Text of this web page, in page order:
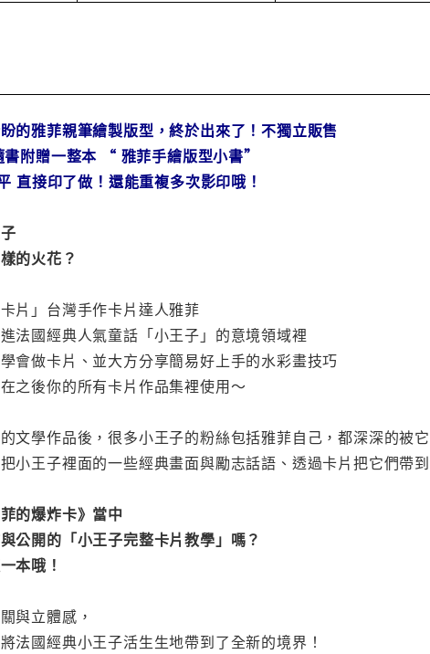
的雅菲親筆繪製版型，終於出來了！不獨立販售
書附贈一整本 “ 雅菲手繪版型小書”
直接印了做！還能重複多次影印哦！
的火花？
卡片」台灣手作卡片達人雅菲
法國經典人氣童話「小王子」的意境領域裡
會做卡片、並大方分享簡易好上手的水彩畫技巧
之後你的所有卡片作品集裡使用～
文學作品後，很多小王子的粉絲包括雅菲自己，都深深的被
小王子裡面的一些經典畫面與勵志話語、透過卡片把它們帶到
的爆炸卡》當中
公開的「小王子完整卡片教學」嗎？
本哦！
與立體感，
法國經典小王子活生生地帶到了全新的境界！